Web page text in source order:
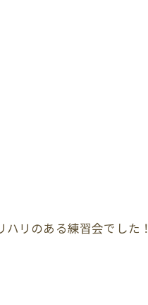
リのある練習会でした！